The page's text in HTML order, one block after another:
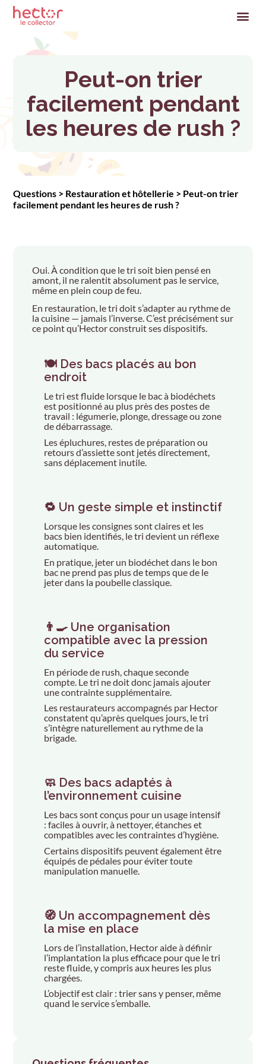
Peut-on trier
facilement pendant
les heures de rush ?
Questions > Restauration et hôtellerie > Peut-on trier
facilement pendant les heures de rush ?
Oui. À condition que le tri soit bien pensé en
amont, il ne ralentit absolument pas le service,
même en plein coup de feu.
En restauration, le tri doit s’adapter au rythme de
la cuisine — jamais l’inverse. C’est précisément sur
ce point qu’Hector construit ses dispositifs.
🍽️ Des bacs placés au bon
endroit
Le tri est fluide lorsque le bac à biodéchets
est positionné au plus près des postes de
travail : légumerie, plonge, dressage ou zone
de débarrassage.
Les épluchures, restes de préparation ou
retours d’assiette sont jetés directement,
sans déplacement inutile.
🔁 Un geste simple et instinctif
Lorsque les consignes sont claires et les
bacs bien identifiés, le tri devient un réflexe
automatique.
En pratique, jeter un biodéchet dans le bon
bac ne prend pas plus de temps que de le
jeter dans la poubelle classique.
👨‍🍳 Une organisation
compatible avec la pression
du service
En période de rush, chaque seconde
compte. Le tri ne doit donc jamais ajouter
une contrainte supplémentaire.
Les restaurateurs accompagnés par Hector
constatent qu’après quelques jours, le tri
s’intègre naturellement au rythme de la
brigade.
🧼 Des bacs adaptés à
l’environnement cuisine
Les bacs sont conçus pour un usage intensif
: faciles à ouvrir, à nettoyer, étanches et
compatibles avec les contraintes d’hygiène.
Certains dispositifs peuvent également être
équipés de pédales pour éviter toute
manipulation manuelle.
🧭 Un accompagnement dès
la mise en place
Lors de l’installation, Hector aide à définir
l’implantation la plus efficace pour que le tri
reste fluide, y compris aux heures les plus
chargées.
L’objectif est clair : trier sans y penser, même
quand le service s’emballe.